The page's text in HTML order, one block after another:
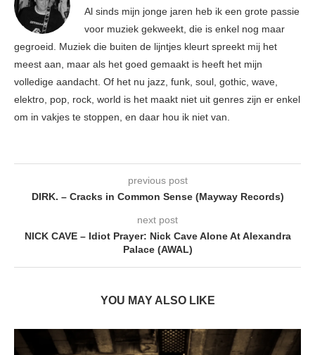
Al sinds mijn jonge jaren heb ik een grote passie
voor muziek gekweekt, die is enkel nog maar
gegroeid. Muziek die buiten de lijntjes kleurt spreekt mij het
meest aan, maar als het goed gemaakt is heeft het mijn
volledige aandacht. Of het nu jazz, funk, soul, gothic, wave,
elektro, pop, rock, world is het maakt niet uit genres zijn er enkel
om in vakjes te stoppen, en daar hou ik niet van.
previous post
DIRK. – Cracks in Common Sense (Mayway Records)
next post
NICK CAVE – Idiot Prayer: Nick Cave Alone At Alexandra
Palace (AWAL)
YOU MAY ALSO LIKE